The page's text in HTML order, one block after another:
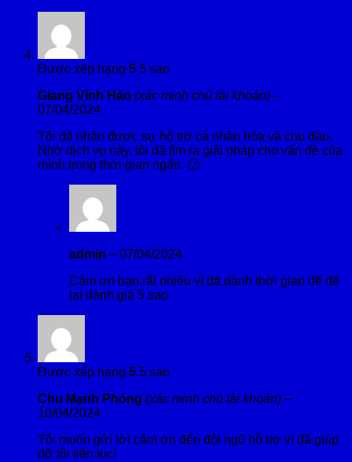
Được xếp hạng 5 5 sao
Giang Vỉnh Hảo (xác minh chủ tài khoản) –
07/04/2024
Tôi đã nhận được sự hỗ trợ cá nhân hóa và chu đáo.
Nhờ dịch vụ này, tôi đã tìm ra giải pháp cho vấn đề của
mình trong thời gian ngắn. 🙂
admin – 07/04/2024
Cảm ơn bạn rất nhiều vì đã dành thời gian để để
lại đánh giá 5 sao
Được xếp hạng 5 5 sao
Chu Mạnh Phóng (xác minh chủ tài khoản) –
10/04/2024
Tôi muốn gửi lời cảm ơn đến đội ngũ hỗ trợ vì đã giúp
đỡ tôi liên tục!